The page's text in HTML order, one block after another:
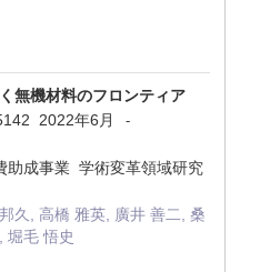
無機材料のフロンティア
2022年6月 -
助成事業 学術変革領域研究
久, 高橋 雅英, 廣井 善二, 桑
堀毛 悟史